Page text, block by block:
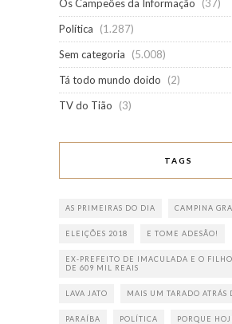
Os Campeões da Informação
(37)
Política
(1.287)
Sem categoria
(5.008)
Tá todo mundo doido
(2)
TV do Tião
(3)
TAGS
AS PRIMEIRAS DO DIA CAMPINA
ELEIÇÕES 2018 E TOME ADESÃO!
EX-PREFEITO DE IMACULADA E O
DE 609 MIL REAIS
LAVA JATO MAIS UM TARADO ATRÁS
PARAÍBA POLÍTICA PORQUE